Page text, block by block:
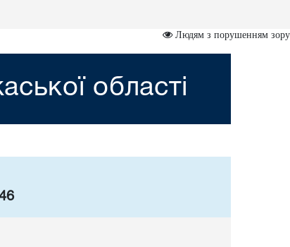
Людям з порушенням зору
області